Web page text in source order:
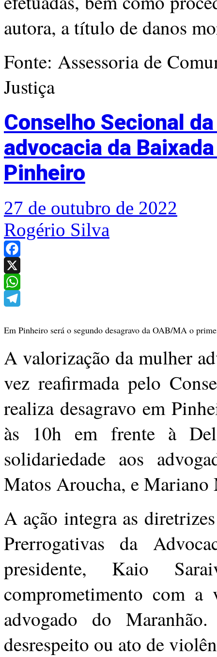
autora, a título de danos
Fonte: Assessoria de
Justiça
Conselho Secional
advocacia da
Pinheiro
27 de outubro de 2022
Rogério Silva
Facebook
X
WhatsApp
Em Pinheiro será o segundo desagravo da OAB/MA o
A valorização da mulher
vez reafirmada pelo
realiza desagravo em
às 10h em frente à
solidariedade aos
Matos Aroucha, e
A ação integra as
Prerrogativas da
presidente, Kaio
comprometimento com a
advogado do
desrespeito ou ato de